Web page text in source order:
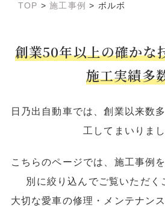
TOP >施工事例 > ボルボ
創業50年以上の確かな
施工実績多
日乃出自動車では、創業以来数
工してまいりまし
こちらのページでは、施工事例
別に絞り込んでご覧いただく
大切な愛車の修理・メンテナン